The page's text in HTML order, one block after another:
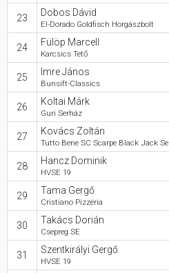
23 Dobos Dávid
El-Dorado Goldfisch Horgászbolt
24 Fülöp Marcell
Karcsics Tető
25 Imre János
Bunsift-Classics
26 Koltai Márk
Guri Serház
27 Kovács Zoltán
Tutto Bene SC Scarpe Black Jack Se
28 Hancz Dominik
HVSE 19
29 Tama Gergő
Cristiano Pizzéria
30 Takács Dorián
Csepreg SE
31 Szentkirályi Gergő
HVSE 19